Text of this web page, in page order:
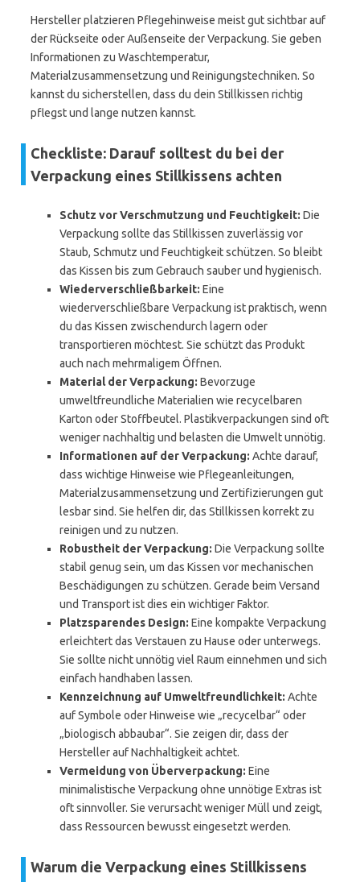
Hersteller platzieren Pflegehinweise meist gut sichtbar auf
der Rückseite oder Außenseite der Verpackung. Sie geben
Informationen zu Waschtemperatur,
Materialzusammensetzung und Reinigungstechniken. So
kannst du sicherstellen, dass du dein Stillkissen richtig
pflegst und lange nutzen kannst.
Checkliste: Darauf solltest du bei der
Verpackung eines Stillkissens achten
Schutz vor Verschmutzung und Feuchtigkeit: Die
Verpackung sollte das Stillkissen zuverlässig vor
Staub, Schmutz und Feuchtigkeit schützen. So bleibt
das Kissen bis zum Gebrauch sauber und hygienisch.
Wiederverschließbarkeit: Eine
wiederverschließbare Verpackung ist praktisch, wenn
du das Kissen zwischendurch lagern oder
transportieren möchtest. Sie schützt das Produkt
auch nach mehrmaligem Öffnen.
Material der Verpackung: Bevorzuge
umweltfreundliche Materialien wie recycelbaren
Karton oder Stoffbeutel. Plastikverpackungen sind oft
weniger nachhaltig und belasten die Umwelt unnötig.
Informationen auf der Verpackung: Achte darauf,
dass wichtige Hinweise wie Pflegeanleitungen,
Materialzusammensetzung und Zertifizierungen gut
lesbar sind. Sie helfen dir, das Stillkissen korrekt zu
reinigen und zu nutzen.
Robustheit der Verpackung: Die Verpackung sollte
stabil genug sein, um das Kissen vor mechanischen
Beschädigungen zu schützen. Gerade beim Versand
und Transport ist dies ein wichtiger Faktor.
Platzsparendes Design: Eine kompakte Verpackung
erleichtert das Verstauen zu Hause oder unterwegs.
Sie sollte nicht unnötig viel Raum einnehmen und sich
einfach handhaben lassen.
Kennzeichnung auf Umweltfreundlichkeit: Achte
auf Symbole oder Hinweise wie „recycelbar“ oder
„biologisch abbaubar“. Sie zeigen dir, dass der
Hersteller auf Nachhaltigkeit achtet.
Vermeidung von Überverpackung: Eine
minimalistische Verpackung ohne unnötige Extras ist
oft sinnvoller. Sie verursacht weniger Müll und zeigt,
dass Ressourcen bewusst eingesetzt werden.
Warum die Verpackung eines Stillkissens